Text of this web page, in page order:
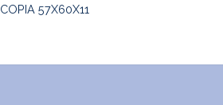
57X60X11